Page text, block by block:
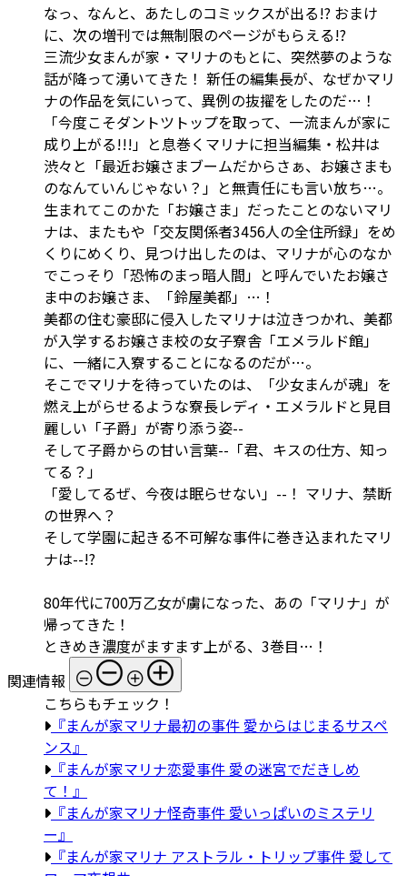
なっ、なんと、あたしのコミックスが出る!? おまけ
に、次の増刊では無制限のページがもらえる!?
三流少女まんが家・マリナのもとに、突然夢のような
話が降って湧いてきた！ 新任の編集長が、なぜかマリ
ナの作品を気にいって、異例の抜擢をしたのだ…！
「今度こそダントツトップを取って、一流まんが家に
成り上がる!!!」と息巻くマリナに担当編集・松井は
渋々と「最近お嬢さまブームだからさぁ、お嬢さまも
のなんていんじゃない？」と無責任にも言い放ち…。
生まれてこのかた「お嬢さま」だったことのないマリ
ナは、またもや「交友関係者3456人の全住所録」をめ
くりにめくり、見つけ出したのは、マリナが心のなか
でこっそり「恐怖のまっ暗人間」と呼んでいたお嬢さ
ま中のお嬢さま、「鈴屋美都」…！
美都の住む豪邸に侵入したマリナは泣きつかれ、美都
が入学するお嬢さま校の女子寮舎「エメラルド館」
に、一緒に入寮することになるのだが…。
そこでマリナを待っていたのは、「少女まんが魂」を
燃え上がらせるような寮長レディ・エメラルドと見目
麗しい「子爵」が寄り添う姿--
そして子爵からの甘い言葉--「君、キスの仕方、知っ
てる？」
「愛してるぜ、今夜は眠らせない」--！ マリナ、禁断
の世界へ？
そして学園に起きる不可解な事件に巻き込まれたマリ
ナは--!?
80年代に700万乙女が虜になった、あの「マリナ」が
帰ってきた！
ときめき濃度がますます上がる、3巻目…！
関連情報
こちらもチェック！
『まんが家マリナ最初の事件 愛からはじまるサスペ
ンス』
『まんが家マリナ恋愛事件 愛の迷宮でだきしめ
て！』
『まんが家マリナ怪奇事件 愛いっぱいのミステリ
ー』
『まんが家マリナ アストラル・トリップ事件 愛して